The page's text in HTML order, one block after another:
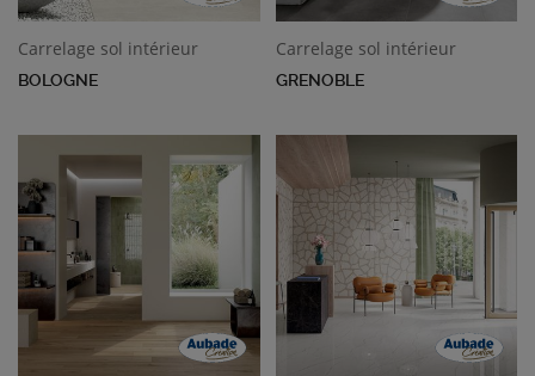
Carrelage sol intérieur
BOLOGNE
Carrelage sol intérieur
GRENOBLE